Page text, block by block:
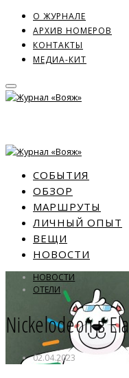
О ЖУРНАЛЕ
АРХИВ НОМЕРОВ
КОНТАКТЫ
МЕДИА-КИТ
СОБЫТИЯ
ОБЗОР
МАРШРУТЫ
ЛИЧНЫЙ ОПЫТ
ВЕЩИ
НОВОСТИ
НОВОСТИ
ОТЕЛИ
Nickelodeon в
02.04.2023